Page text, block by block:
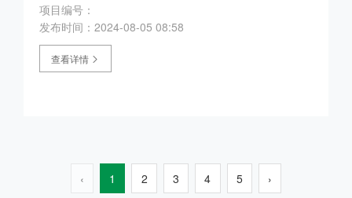
项目编号：
发布时间：2024-08-05 08:58
查看详情
‹ 1 2 3 4 5 ›